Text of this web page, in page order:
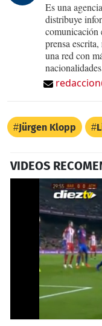
Es una
distribuye
comunicación
prensa
una red con
Jürgen Klopp
VIDEOS